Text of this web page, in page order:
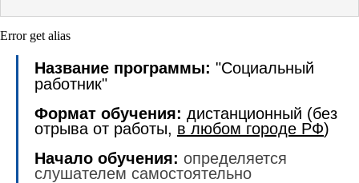
Error get alias
Название программы: "Социальный
работник"
Формат обучения: дистанционный (без
отрыва от работы, в любом городе РФ)
Начало обучения: определяется
слушателем самостоятельно